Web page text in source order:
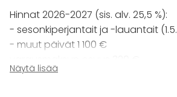
Hinnat 2026-2027 (sis. alv. 25,5 %):
- sesonkiperjantait ja -lauantait
- muut päivät 1 100 €
Näytä lisää